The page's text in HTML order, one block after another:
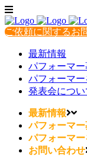
ご依頼に関するお
最新情報
パフォーマ
パフォーマー
発表会につい
最新情報
パフォーマ
パフォーマ
お問い合わせ